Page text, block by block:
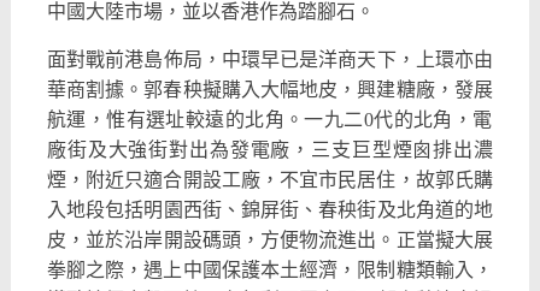
中國大陸市場， 並以香港作為踏腳石。
面對戰前港島佈局，中環早已是洋商天下，上環亦由
華商割據。郭春秧擬購入大幅地皮，興建糖廠，發展
航運，惟有選址較遠的北角。一九二0代的北角， 電
廠街及大強街對出為發電廠，三支巨型煙囪排出濃
煙， 附近只適合開設工廠，不宜市民居住， 故郭氏購
入地段包括明園西街、錦屏街、春秧街及北角道的地
皮， 並於沿岸開設碼頭，方便物流進出。正當擬大展
拳腳之際，遇上中國保護本土經濟，限制糖類輸入，